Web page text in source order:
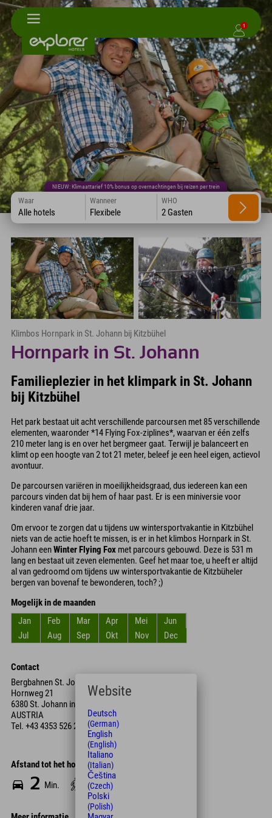
1
NIEUW: Klimaattarief 10% bonus op overnachtingen bij reizen per trein
Waar
Alle hotels
Wanneer
Flexibele
WHO
2 Gasten
Klimbos Hornpark in St. Johann bij Kitzbühel
Hornpark in St. Johann
Familieplezier in het klimpark in St. Johann
bij Kitzbühel
Het park bestaat uit acht verschillende parcoursen met 85 verschillende
elementen, waaronder *14 Flying Fox-ziplines*, waarvan er één zelfs
210 meter lang is en over het bergmeer gaat. Terwijl je balanceert en
klimt op een hoogte van 2 tot 21 meter, beleef je een heel eigen, actievol
avontuur.
De parcoursen variëren in moeilijkheidsgraad, dus iedereen kan een
parcours vinden dat bij hem of haar past. Er is een miniversie voor
kinderen vanaf drie jaar.
Om ervoor te zorgen dat u tijdens uw wintersportvakantie in Kitzbühel
niets van de actie hoeft te missen, is er in het klimbos Hornpark in St.
Johann eenWinter Flying Fox met parcours gebouwd. Deze is 531 m
lang en bestaat uit zeven elementen. Geef het maar toe, u heeft er altijd
al van gedroomd om tijdens uw wintersportvakantie de Kitzbüheler
bergen van bovenaf te bewonderen, toch? ;)
Mogelijk in de maanden
Jan
Feb Mar Apr Mei
Jun
Jul
Aug Sep Okt Nov Dec
Contact
Bergbahnen St. Johann
Hornweg 21
6380 St. Johann in Tirol
AUSTRIA
Tel. +43 4353 526 22 93
Afstand tot het hotel
2 Min. 12 Min.
Website
Deutsch
(German)
English
(English)
Italiano
(Italian)
Čeština
(Czech)
Polski
(Polish)